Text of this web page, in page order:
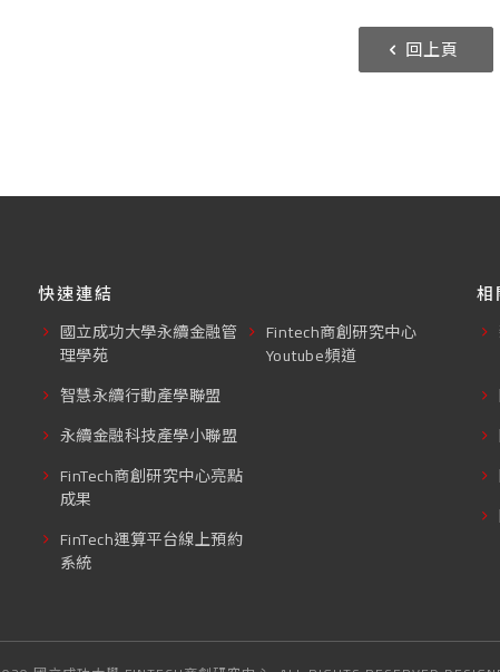
回上頁
快速連結
國立成功大學永續金融管
理學苑
智慧永續行動產學聯盟
永續金融科技產學小聯盟
FinTech商創研究中心亮點
成果
FinTech運算平台線上預約
系統
Fintech商創研究中心
Youtube頻道